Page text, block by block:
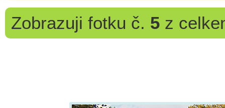
Zobrazuji fotku č. 5z